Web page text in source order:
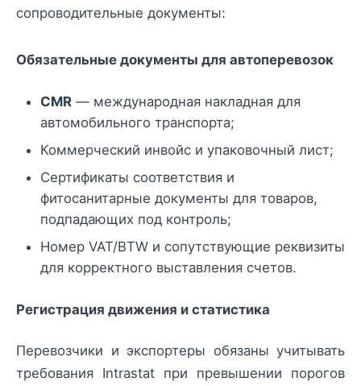
сопроводительные документы:
Обязательные документы для автоперевозок
CMR — международная накладная для
автомобильного транспорта;
Коммерческий инвойс и упаковочный лист;
Сертификаты соответствия и
фитосанитарные документы для товаров,
подпадающих под контроль;
Номер VAT/BTW и сопутствующие реквизиты
для корректного выставления счетов.
Регистрация движения и статистика
Перевозчики и экспортеры обязаны учитывать
требования Intrastat при превышении порогов